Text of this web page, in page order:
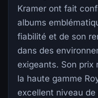
Kramer ont fait
albums
fiabilité et de son
dans des
exigeants. Son prix
la haute gamme
excellent niveau